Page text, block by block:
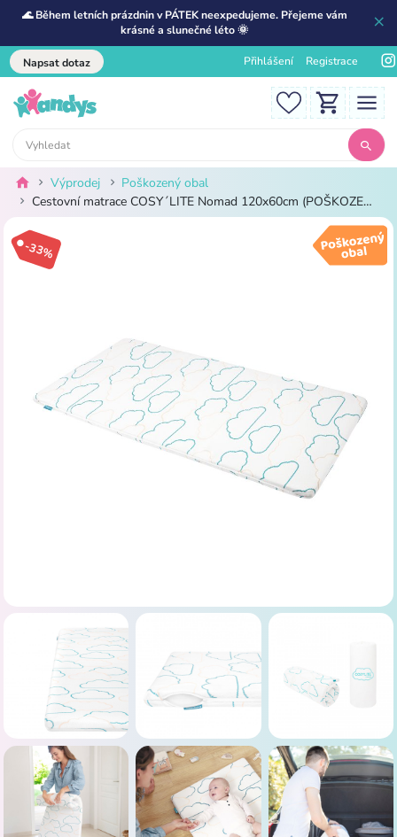
🌊 Během letních prázdnin v PÁTEK neexpedujeme. Přejeme vám
krásné a slunečné léto 🌞
Napsat dotaz Přihlášení Registrace
Výprodej
Poškozený obal
Cestovní matrace COSY´LITE Nomad 120x60cm (POŠKOZENÝ OBAL)
-33%